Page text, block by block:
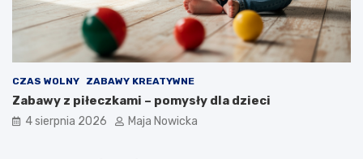
CZAS WOLNY ZABAWY KREATYWNE
Zabawy z piłeczkami – pomysły dla dzieci
4 sierpnia 2026 Maja Nowicka